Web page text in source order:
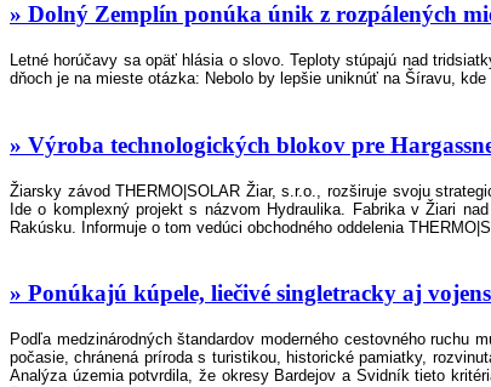
» Dolný Zemplín ponúka únik z rozpálených
Letné horúčavy sa opäť hlásia o slovo. Teploty stúpajú nad
dňoch je na mieste otázka: Nebolo by lepšie uniknúť na Šíravu,
» Výroba technologických blokov pre
Žiarsky závod THERMO|SOLAR Žiar, s.r.o., rozširuje svoju
Ide o komplexný projekt s názvom Hydraulika. Fabrika v Žiari
Rakúsku. Informuje o tom vedúci obchodného oddelenia
» Ponúkajú kúpele, liečivé singletracky aj
Podľa medzinárodných štandardov moderného cestovného
počasie, chránená príroda s turistikou, historické pamiatky,
Analýza územia potvrdila, že okresy Bardejov a Svidník tieto